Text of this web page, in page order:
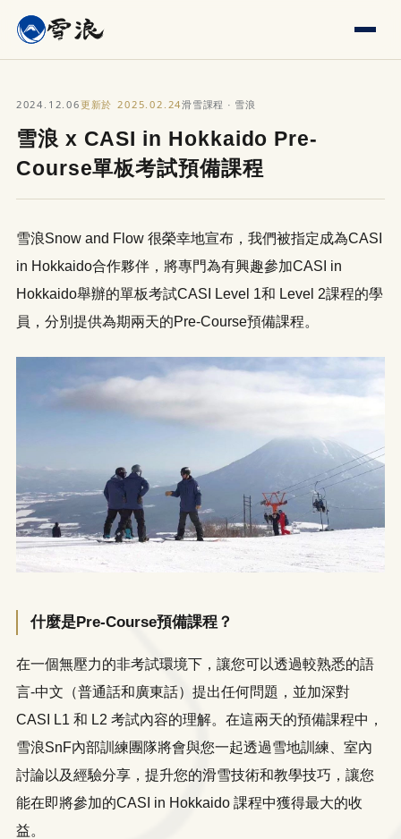
2024.12.06 更新於 2025.02.24滑雪課程 · 雪浪
雪浪 x CASI in Hokkaido Pre-
Course單板考試預備課程
雪浪Snow and Flow 很榮幸地宣布，我們被指定成為CASI
in Hokkaido合作夥伴，將專門為有興趣參加CASI in
Hokkaido舉辦的單板考試CASI Level 1和 Level 2課程的學
員，分別提供為期兩天的Pre-Course預備課程。
什麼是Pre-Course預備課程？
在一個無壓力的非考試環境下，讓您可以透過較熟悉的語
言-中文（普通話和廣東話）提出任何問題，並加深對
CASI L1 和 L2 考試內容的理解。在這兩天的預備課程中，
雪浪SnF內部訓練團隊將會與您一起透過雪地訓練、室內
討論以及經驗分享，提升您的滑雪技術和教學技巧，讓您
能在即將參加的CASI in Hokkaido 課程中獲得最大的收
益。